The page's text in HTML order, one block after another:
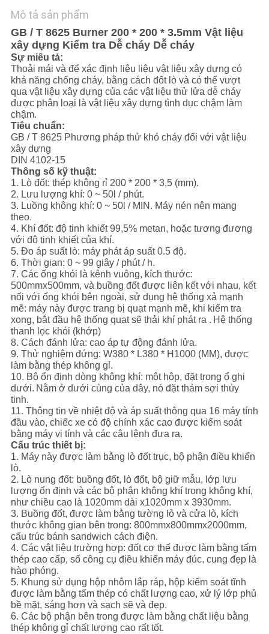
SƠ
ĐỒ
TRANG
WEB
CHÍNH
SÁCH
BẢO
MẬT
Mô tả sản phẩm
GB / T 8625 Burner 200 * 200 * 3.5mm Vật liệu
xây dựng Kiểm tra Dễ cháy Dễ cháy
Sự miêu tả:
Thoải mái và để xác định liệu liệu vật liệu xây dựng có
khả năng chống cháy, bằng cách đốt lò và có thể vượt
qua vật liệu xây dựng của các vật liệu thử lửa dễ cháy
được phân loại là vật liệu xây dựng tình dục chậm làm
chậm.
Tiêu chuẩn:
GB / T 8625 Phương pháp thử khó cháy đối với vật liệu
xây dựng
DIN 4102-15
Thông số kỹ thuật:
1. Lò đốt: thép không rỉ 200 * 200 * 3,5 (mm).
2. Lưu lượng khí: 0 ~ 50l / phút.
3. Luồng không khí: 0 ~ 50l / MIN. Máy nén nên mang
theo.
4. Khí đốt: độ tinh khiết 99,5% metan, hoặc tương đương
với độ tinh khiết của khí.
5. Đo áp suất lò: máy phát áp suất 0.5 độ.
6. Thời gian: 0 ~ 99 giây / phút / h.
7. Các ống khói là kênh vuông, kích thước:
500mmx500mm, và buồng đốt được liên kết với nhau, kết
nối với ống khói bên ngoài, sử dụng hệ thống xả mạnh
mẽ: máy này được trang bị quạt mạnh mẽ, khi kiểm tra
xong, bắt đầu hệ thống quạt sẽ thải khí phát ra . Hệ thống
thanh lọc khói (khớp)
8. Cách đánh lửa: cao áp tự động đánh lửa.
9. Thử nghiệm đứng: W380 * L380 * H1000 (MM), được
làm bằng thép không gỉ.
10. Bộ ổn định dòng không khí: một hộp, đặt trong ổ ghi
dưới. Nằm ở dưới cùng của dây, nó đặt thảm sợi thủy
tinh.
11. Thông tin về nhiệt độ và áp suất thông qua 16 máy tính
đầu vào, chiếc xe có độ chính xác cao được kiểm soát
bằng máy vi tính và các câu lệnh đưa ra.
Cấu trúc thiết bị:
1. Máy này được làm bằng lò đốt trục, bộ phận điều khiển
lò.
2. Lò nung đốt: buồng đốt, lò đốt, bộ giữ mẫu, lớp lưu
lượng ổn định và các bộ phận không khí trong không khí,
như chiều cao là 1020mm dài x1020mm x 3930mm.
3. Buồng đốt, được làm bằng tường lò và cửa lò, kích
thước không gian bên trong: 800mmx800mmx2000mm,
cấu trúc bánh sandwich cách điện.
4. Các vật liệu trường hợp: đốt cơ thể được làm bằng tấm
thép cao cấp, số công cụ điều khiển máy đúc, cung đẹp là
hào phóng.
5. Khung sử dụng hộp nhôm lắp ráp, hộp kiểm soát tĩnh
được làm bằng tấm thép có chất lượng cao, xử lý lớp phủ
bề mặt, sáng hơn và sạch sẽ và đẹp.
6. Các bộ phận bên trong được làm bằng chất liệu bằng
thép không gỉ chất lượng cao rất tốt.